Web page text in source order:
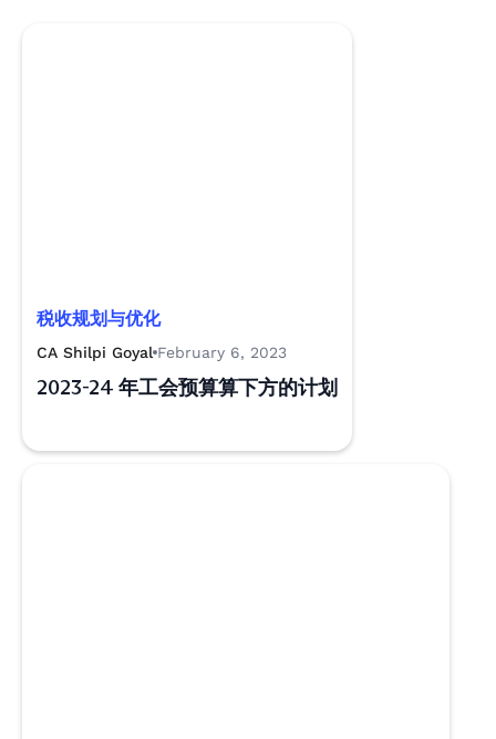
税收规划与优化
CA Shilpi Goyal February 6, 2023
2023-24 年工会预算算下方的计划